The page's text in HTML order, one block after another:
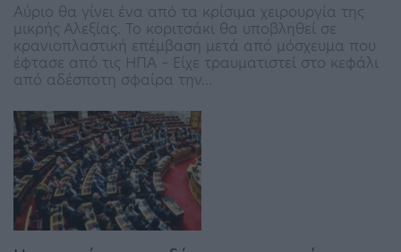
Αύριο θα γίνει ένα από τα κρίσιμα χειρουργία της
μικρής Αλεξίας. Το κοριτσάκι θα υποβληθεί σε
κρανιοπλαστική επέμβαση μετά από μόσχευμα που
έφτασε από τις ΗΠΑ – Είχε τραυματιστεί στο κεφάλι
από αδέσποτη σφαίρα την…